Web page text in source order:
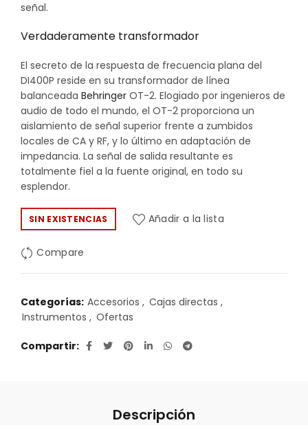
señal.
Verdaderamente transformador
El secreto de la respuesta de frecuencia plana del
DI400P reside en su transformador de línea
balanceada Behringer OT-2. Elogiado por ingenieros de
audio de todo el mundo, el OT-2 proporciona un
aislamiento de señal superior frente a zumbidos
locales de CA y RF, y lo último en adaptación de
impedancia. La señal de salida resultante es
totalmente fiel a la fuente original, en todo su
esplendor.
SIN EXISTENCIAS Añadir a la lista
Compare
Categorías: Accesorios , Cajas directas ,
Instrumentos , Ofertas
Compartir
Descripción